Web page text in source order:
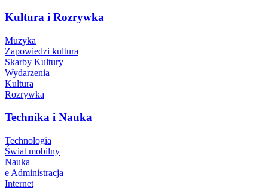
Kultura i Rozrywka
Muzyka
Zapowiedzi kultura
Skarby Kultury
Wydarzenia
Kultura
Rozrywka
Technika i Nauka
Technologia
Świat mobilny
Nauka
e Administracja
Internet